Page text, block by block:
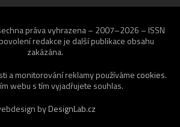
práva vyhrazena – 2007–2026 – ISSN
redakce je další publikace obsahu
zakázána.
a monitorování reklamy používáme cookies.
webu s tím vyjadřujete souhlas.
byDesignLab.cz